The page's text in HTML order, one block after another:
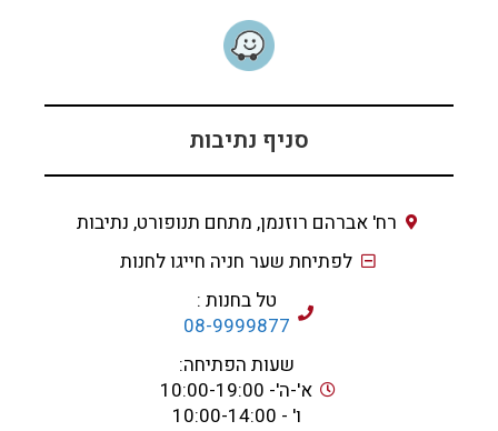
סניף נתיבות
רח' אברהם רוזנמן, מתחם תנופורט, נתיבות
לפתיחת שער חניה חייגו לחנות
טל בחנות :
08-9999877
שעות הפתיחה:
א'-ה'- 10:00-19:00
ו' - 10:00-14:00